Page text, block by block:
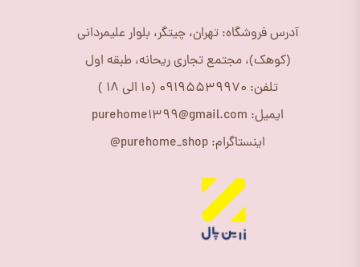
آدرس فروشگاه: تهران، چیتگر، بلوار علیمردانی
(کوهک)، مجتمع تجاری ریحانه، طبقه اول
تلفن: 09195539970 (10 الی 18 )
ایمیل: purehome1399@gmail.com
اینستاگرام: purehome_shop@